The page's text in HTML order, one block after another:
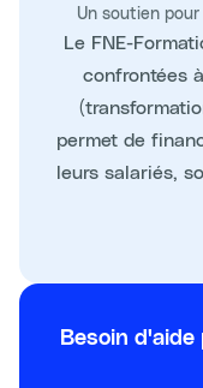
Un soutien
Le FNE-
confrontées
permet de
leurs salariés,
Besoin